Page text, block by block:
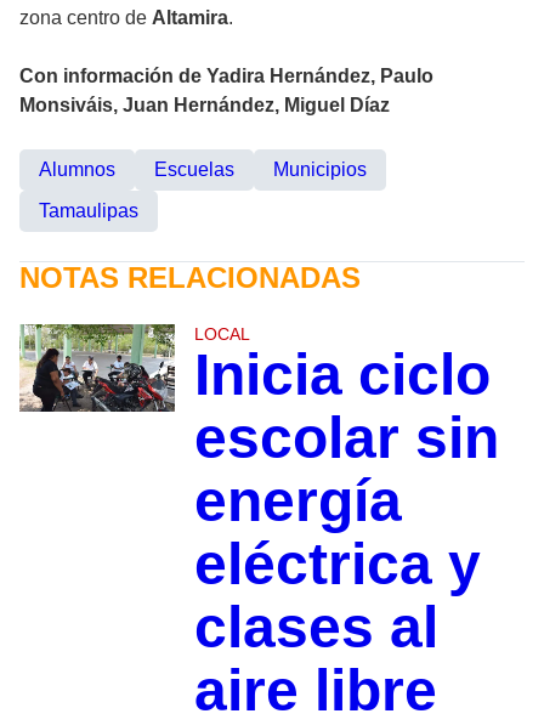
zona centro de Altamira.
Con información de Yadira Hernández, Paulo
Monsiváis, Juan Hernández, Miguel Díaz
Alumnos Escuelas
Municipios
Tamaulipas
NOTAS RELACIONADAS
LOCAL
Inicia ciclo
escolar sin
energía
eléctrica y
clases al
aire libre